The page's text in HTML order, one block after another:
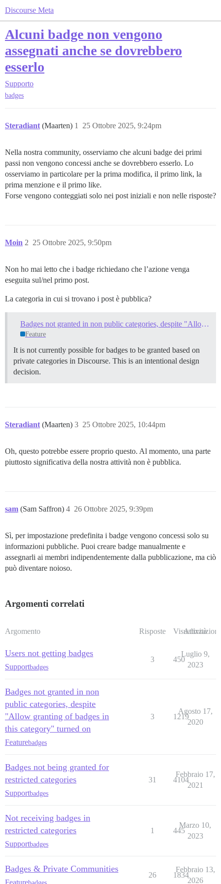
Discourse Meta
Alcuni badge non vengono
assegnati anche se dovrebbero
esserlo
Supporto
badges
Steradiant (Maarten) 25 Ottobre 2025, 9:24pm
1
Nella nostra community, osserviamo che alcuni badge dei primi
passi non vengono concessi anche se dovrebbero esserlo. Lo
osserviamo in particolare per la prima modifica, il primo link, la
prima menzione e il primo like.
Forse vengono conteggiati solo nei post iniziali e non nelle risposte?
Moin 25 Ottobre 2025, 9:50pm
2
Non ho mai letto che i badge richiedano che l’azione venga
eseguita sul/nel primo post.
La categoria in cui si trovano i post è pubblica?
Badges not granted in non public categories, despite "Allow granting of badges in this category" turned on
Feature
It is not currently possible for badges to be granted based on
private categories in Discourse. This is an intentional design
decision.
Steradiant (Maarten) 25 Ottobre 2025, 10:44pm
3
Oh, questo potrebbe essere proprio questo. Al momento, una parte
piuttosto significativa della nostra attività non è pubblica.
sam (Sam Saffron) 26 Ottobre 2025, 9:39pm
4
Sì, per impostazione predefinita i badge vengono concessi solo su
informazioni pubbliche. Puoi creare badge manualmente e
assegnarli ai membri indipendentemente dalla pubblicazione, ma ciò
può diventare noioso.
Argomenti correlati
Argomento Risposte Visualizzazioni
Attività
Users not getting badges
Supportbadges
3 450
Luglio 9,
2023
Badges not granted in non
public categories, despite
"Allow granting of badges in
this category" turned on
Featurebadges
3 1219
Agosto 17,
2020
Badges not being granted for
restricted categories
Supportbadges
31 4104
Febbraio 17,
2021
Not receiving badges in
restricted categories
Supportbadges
1 445
Marzo 10,
2023
Badges & Private Communities
26 1834
Febbraio 13,
2026